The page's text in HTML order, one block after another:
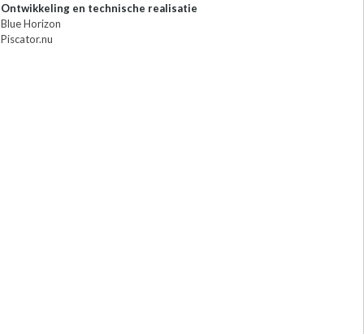
Ontwikkeling en technische realisatie
Blue Horizon
Piscator.nu